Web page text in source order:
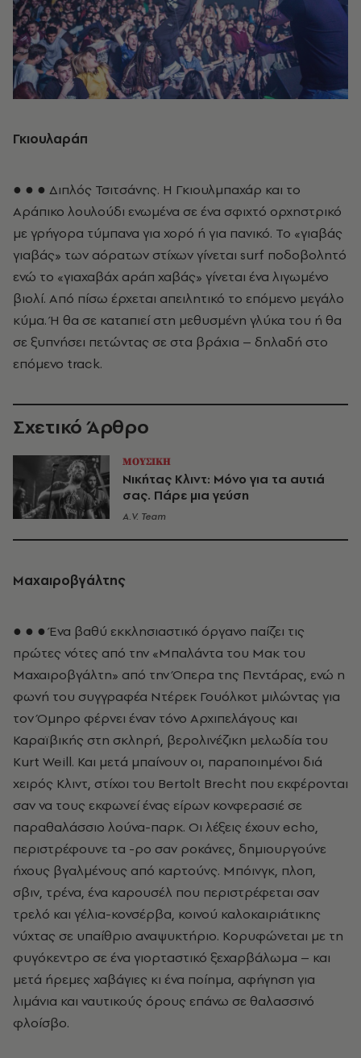
Γκιουλαράπ
● ● ● Διπλός Τσιτσάνης. Η Γκιουλμπαχάρ και το
Αράπικο λουλούδι ενωμένα σε ένα σφιχτό ορχηστρικό
με γρήγορα τύμπανα για χορό ή για πανικό. Το «γιαβάς
γιαβάς» των αόρατων στίχων γίνεται surf ποδοβολητό
ενώ το «γιαχαβάχ αράπ χαβάς» γίνεται ένα λιγωμένο
βιολί. Από πίσω έρχεται απειλητικό το επόμενο μεγάλο
κύμα. Ή θα σε καταπιεί στη μεθυσμένη γλύκα του ή θα
σε ξυπνήσει πετώντας σε στα βράχια – δηλαδή στο
επόμενο track.
Σχετικό Άρθρο
ΜΟΥΣΙΚΗ
Νικήτας Κλιντ: Μόνο για τα αυτιά
σας. Πάρε μια γεύση
A.V. Team
Μαχαιροβγάλτης
● ● ● Ένα βαθύ εκκλησιαστικό όργανο παίζει τις
πρώτες νότες από την «Μπαλάντα του Μακ του
Μαχαιροβγάλτη» από την Όπερα της Πεντάρας, ενώ η
φωνή του συγγραφέα Ντέρεκ Γουόλκοτ μιλώντας για
τον Όμηρο φέρνει έναν τόνο Αρχιπελάγους και
Καραϊβικής στη σκληρή, βερολινέζικη μελωδία του
Kurt Weill. Και μετά μπαίνουν οι, παραποιημένοι διά
χειρός Κλιντ, στίχοι του Bertolt Brecht που εκφέρονται
σαν να τους εκφωνεί ένας είρων κονφερασιέ σε
παραθαλάσσιο λούνα-παρκ. Οι λέξεις έχουν echo,
περιστρέφουνε τα -ρο σαν ροκάνες, δημιουργούνε
ήχους βγαλμένους από καρτούνς. Μπόινγκ, πλοπ,
σβιν, τρένα, ένα καρουσέλ που περιστρέφεται σαν
τρελό και γέλια-κονσέρβα, κοινού καλοκαιριάτικης
νύχτας σε υπαίθριο αναψυκτήριο. Κορυφώνεται με τη
φυγόκεντρο σε ένα γιορταστικό ξεχαρβάλωμα – και
μετά ήρεμες χαβάγιες κι ένα ποίημα, αφήγηση για
λιμάνια και ναυτικούς όρους επάνω σε θαλασσινό
φλοίσβο.